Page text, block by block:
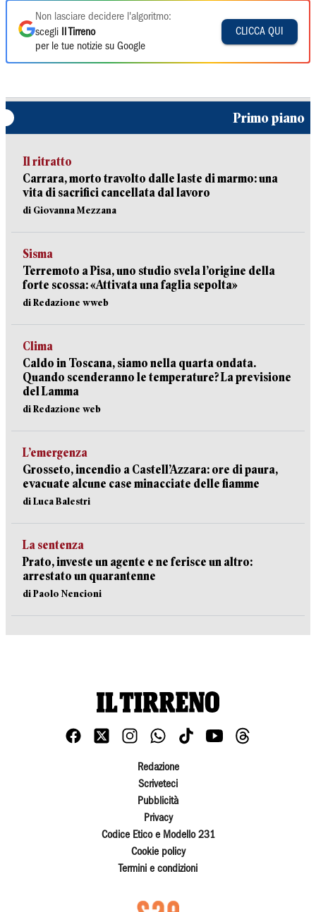
Non lasciare decidere l'algoritmo:
scegli
Il Tirreno
per le tue notizie su Google
CLICCA QUI
Primo piano
Il ritratto
Carrara, morto travolto dalle laste di marmo: una
vita di sacrifici cancellata dal lavoro
di Giovanna Mezzana
Sisma
Terremoto a Pisa, uno studio svela l’origine della
forte scossa: «Attivata una faglia sepolta»
di Redazione wweb
Clima
Caldo in Toscana, siamo nella quarta ondata.
Quando scenderanno le temperature? La previsione
del Lamma
di Redazione web
L’emergenza
Grosseto, incendio a Castell’Azzara: ore di paura,
evacuate alcune case minacciate delle fiamme
di Luca Balestri
La sentenza
Prato, investe un agente e ne ferisce un altro:
arrestato un quarantenne
di Paolo Nencioni
Redazione
Scriveteci
Pubblicità
Privacy
Codice Etico e Modello 231
Cookie policy
Termini e condizioni